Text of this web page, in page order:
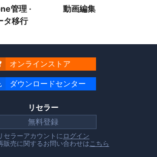
管理 ·
タ移行
動画編集
オンラインストア
ダウンロードセンター
リセラー
無料登録
セラーアカウントにログイン
販売に関するお問い合わせはこちら